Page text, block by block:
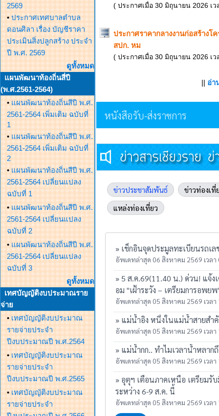
2569
• ประกาศเทศบาลตำบล
ดอนศิลา เรื่อง บัญชีราคา
ประเมินสิ่งปลูกสร้าง ประจำ
ปี พ.ศ. 2569
ดูทั้งหมด
แผนพัฒนาท้องถิ่นสี่ปี
(พ.ศ.2561-2564)
• แผนพัฒนาท้องถิ่นสีปี พ.ศ.
2561-2564 เพิ่มเติม ฉบับที่
1
• แผนพัฒนาท้องถิ่นสีปี พ.ศ.
2561-2564 เพิ่มเติม ฉบับที่
2
• แผนพัฒนาท้องถิ่นสีปี พ.ศ.
2561-2564 เปลี่ยนแปลง
ฉบับที่ 1
• แผนพัฒนาท้องถิ่นสีปี พ.ศ.
2561-2564 เปลี่ยนแปลง
ฉบับที่ 2
• แผนพัฒนาท้องถิ่นสีปี พ.ศ.
2561-2564 เปลี่ยนแปลง
ฉบับที่ 3
ดูทั้งหมด
เทศบัญญัติงบประมาณราย
จ่าย
• เทศบัญญัติงบประมาณ
รายจ่ายประจำ
ปีงบประมาณปี พ.ศ.2564
• เทศบัญญัติงบประมาณ
รายจ่ายประจำ
ปีงบประมาณปี พ.ศ.2565
• เทศบัญญัติงบประมาณ
รายจ่ายประจำ
( ประกาศเมื่อ 30 มิถุนายน 2026 เว
ประกาศราคากลางงานก่อสร้าง
สปก. หม
( ประกาศเมื่อ 30 มิถุนายน 2026 เว
|| อ่า
หนังสือรับ-ส่งราชการ
ข่าวประชาสัมพันธ์
ข่าวท่องเที่
แหล่งท่องเที่ยว
» เช็กอินจุดประมูลทะเบียนรถเ
อัพเดทล่าสุด 06 สิงหาคม 2569 เวลา
» 5 ส.ค.69(11.40 น.) ด่วน! แจ้
อม "เฝ้าระวัง – เตรียมการอพย
อัพเดทล่าสุด 05 สิงหาคม 2569 เวลา
» แม่น้ำอิง หนึ่งในแม่น้ำสายส
อัพเดทล่าสุด 05 สิงหาคม 2569 เวลา
» แม่น้ำกก.. ทำไมเวลาน้ำหลาก
อัพเดทล่าสุด 05 สิงหาคม 2569 เวลา
» อุตุฯ เตือนภาคเหนือ เตรียมรั
ระหว่าง 6-9 ส.ค. นี้
อัพเดทล่าสุด 05 สิงหาคม 2569 เวลา